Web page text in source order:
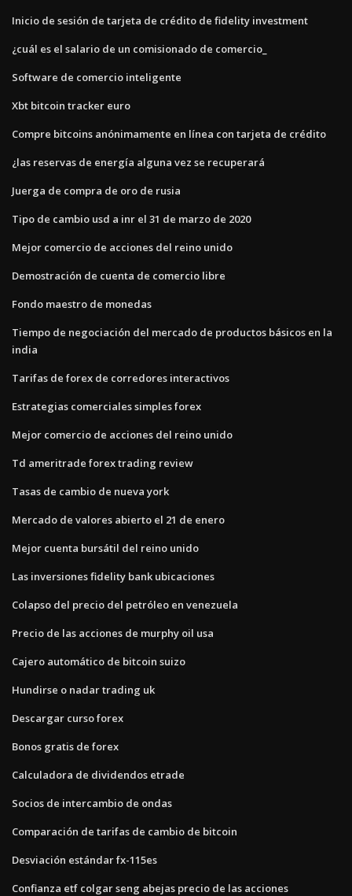
Inicio de sesión de tarjeta de crédito de fidelity investment
¿cuál es el salario de un comisionado de comercio_
Software de comercio inteligente
Xbt bitcoin tracker euro
Compre bitcoins anónimamente en línea con tarjeta de crédito
¿las reservas de energía alguna vez se recuperará
Juerga de compra de oro de rusia
Tipo de cambio usd a inr el 31 de marzo de 2020
Mejor comercio de acciones del reino unido
Demostración de cuenta de comercio libre
Fondo maestro de monedas
Tiempo de negociación del mercado de productos básicos en la
india
Tarifas de forex de corredores interactivos
Estrategias comerciales simples forex
Mejor comercio de acciones del reino unido
Td ameritrade forex trading review
Tasas de cambio de nueva york
Mercado de valores abierto el 21 de enero
Mejor cuenta bursátil del reino unido
Las inversiones fidelity bank ubicaciones
Colapso del precio del petróleo en venezuela
Precio de las acciones de murphy oil usa
Cajero automático de bitcoin suizo
Hundirse o nadar trading uk
Descargar curso forex
Bonos gratis de forex
Calculadora de dividendos etrade
Socios de intercambio de ondas
Comparación de tarifas de cambio de bitcoin
Desviación estándar fx-115es
Confianza etf colgar seng abejas precio de las acciones